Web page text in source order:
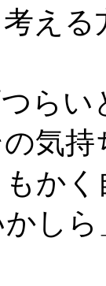
考え
つら
気
か
しら